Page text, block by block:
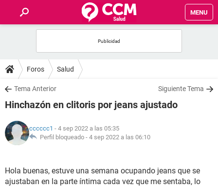
MENU
FOROS
SALUD
NUTRICIÓN
Foros Salud
Tema Anterior Siguiente Tema
Hinchazón en clitoris por jeans ajustado
cccccc1 - 4 sep 2022 a las 05:35
Perfil bloqueado - 4 sep 2022 a las 06:10
Hola buenas, estuve una semana ocupando jeans que se
ajustaban en la parte íntima cada vez que me sentaba, lo